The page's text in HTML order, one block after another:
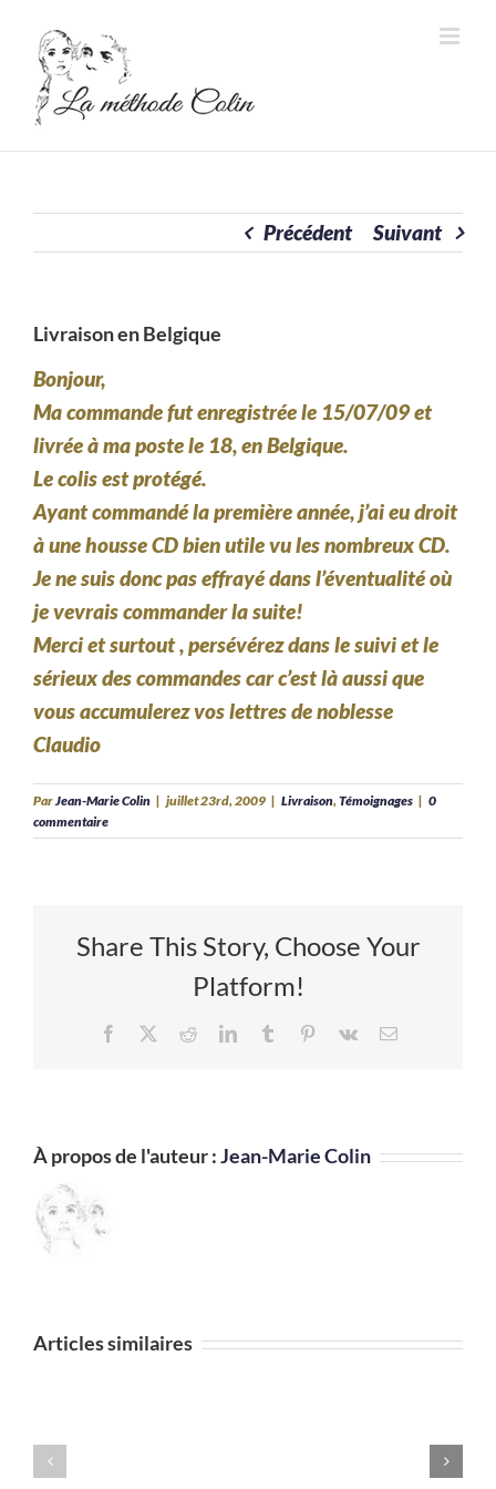
contenu
Précédent Suivant
Livraison en Belgique
Bonjour,
Ma commande fut enregistrée le 15/07/09 et
livrée à ma poste le 18, en Belgique.
Le colis est protégé.
Ayant commandé la première année, j’ai eu droit
à une housse CD bien utile vu les nombreux CD.
Je ne suis donc pas effrayé dans l’éventualité où
je vevrais commander la suite!
Merci et surtout , persévérez dans le suivi et le
sérieux des commandes car c’est là aussi que
vous accumulerez vos lettres de noblesse
Claudio
ParJean-Marie Colin | juillet 23rd, 2009 | Livraison,Témoignages | 0
commentaire
Share This Story, Choose Your
Platform!
Facebook RedditLinkedInTumblr Pinterest
Vk Email
À propos de l'auteur :Jean-Marie Colin
Articles similairescommencé